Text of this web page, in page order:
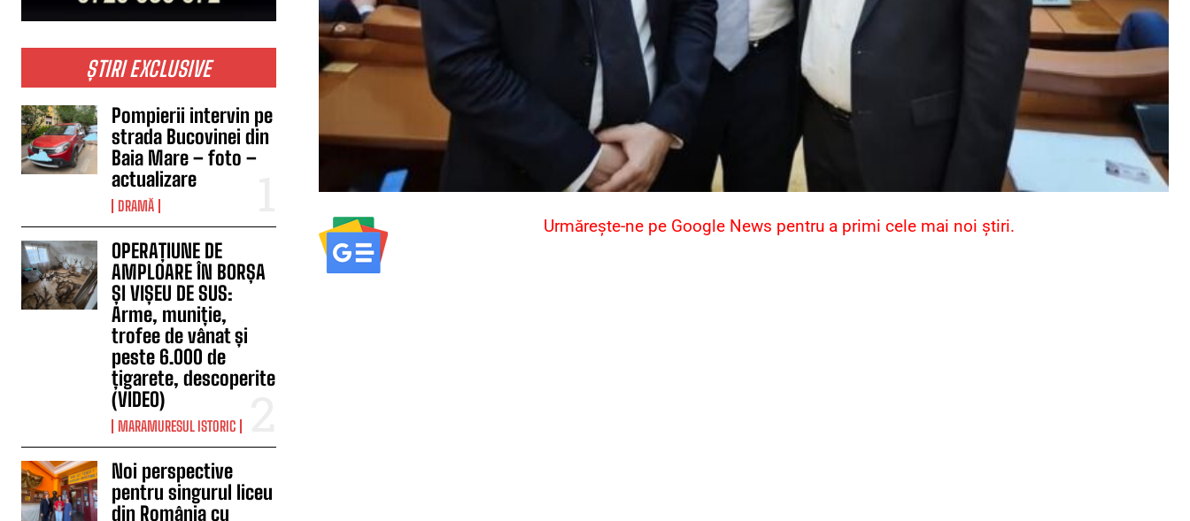
ȘTIRI EXCLUSIVE
Pompierii intervin pe
strada Bucovinei din
Baia Mare – foto –
actualizare
DRAMĂ
OPERAȚIUNE DE
AMPLOARE ÎN BORȘA
ȘI VIȘEU DE SUS:
Arme, muniție,
trofee de vânat și
peste 6.000 de
țigarete, descoperite
(VIDEO)
MARAMURESUL ISTORIC
Noi perspective
pentru singurul liceu
din România cu
Urmărește-ne pe Google News pentru a primi cele mai noi știri.